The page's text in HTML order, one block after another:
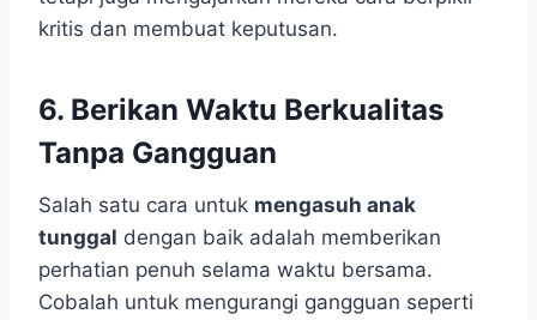
kritis dan membuat keputusan.
6. Berikan Waktu Berkualitas
Tanpa Gangguan
Salah satu cara untuk mengasuh anak
tunggal dengan baik adalah memberikan
perhatian penuh selama waktu bersama.
Cobalah untuk mengurangi gangguan seperti